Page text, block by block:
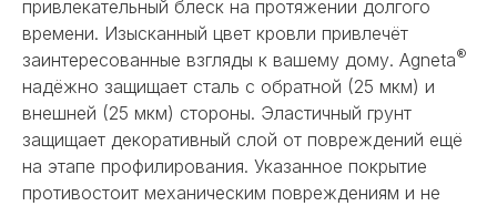
привлекательный блеск на протяжении долгого
времени. Изысканный цвет кровли привлечёт
заинтересованные взгляды к вашему дому. Agneta®
надёжно защищает сталь с обратной (25 мкм) и
внешней (25 мкм) стороны. Эластичный грунт
защищает декоративный слой от повреждений ещё
на этапе профилирования. Указанное покрытие
противостоит механическим повреждениям и не